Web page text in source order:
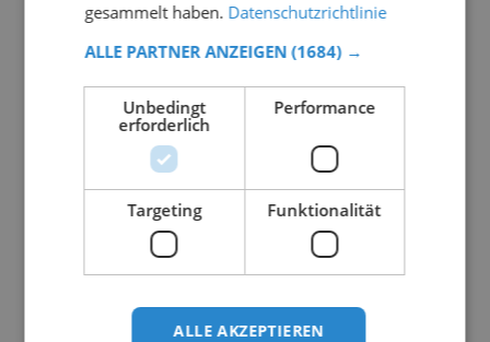
gesammelt haben. Datenschutzrichtlinie
ALLE PARTNER ANZEIGEN (1684) →
Unbedingt
erforderlich
Performance
Targeting Funktionalität
ALLE AKZEPTIEREN